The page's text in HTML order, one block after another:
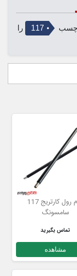
117
را
فوم رول کارتریج 117
سامسونگ
تماس بگیرید
مشاهده